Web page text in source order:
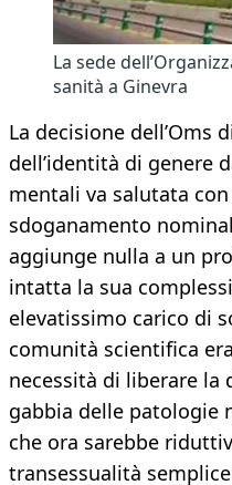
La sede
sanità a Ginevra
La decisione dell’Oms
dell’identità di genere
mentali va salutata
sdoganamento
aggiunge nulla a un
intatta la sua
elevatissimo carico di
comunità scientifica
necessità di liberare la
gabbia delle patologie
che ora sarebbe
transessualità